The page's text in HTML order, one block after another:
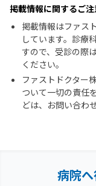
掲載情報に関するご
掲載情報はファス
しています。診療
すので、受診の際
ください。
ファストドクター
ついて一切の責任
どは、お問い合わ
病院